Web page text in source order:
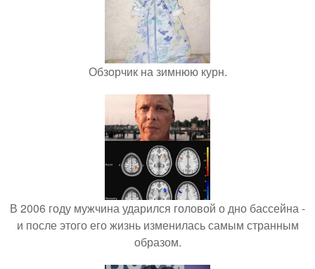
Обзорчик на зимнюю курн.
В 2006 году мужчина ударился головой о дно бассейна -
и после этого его жизнь изменилась самым странным
образом.